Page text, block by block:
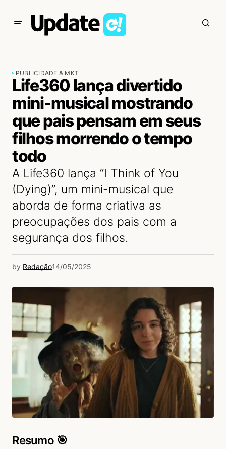
PUBLICIDADE & MKT
Life360 lança divertido
mini-musical mostrando
que pais pensam em seus
filhos morrendo o tempo
todo
A Life360 lança “I Think of You
(Dying)”, um mini-musical que
aborda de forma criativa as
preocupações dos pais com a
segurança dos filhos.
by Redação14/05/2025
Resumo 🎯